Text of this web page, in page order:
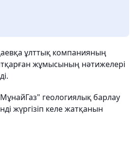
ұлттық компанияның
жұмысының нәтижелері
геологиялық барлау
жүргізіп келе жатқанын